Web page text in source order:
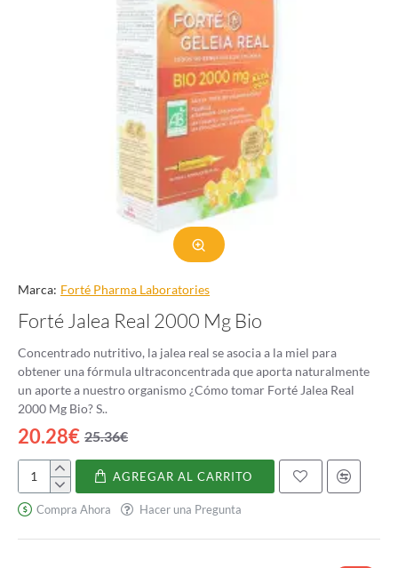
Marca: Forté Pharma Laboratories
Forté Jalea Real 2000 Mg Bio
Concentrado nutritivo, la jalea real se asocia a la miel para
obtener una fórmula ultraconcentrada que aporta naturalmente
un aporte a nuestro organismo ¿Cómo tomar Forté Jalea Real
2000 Mg Bio? S..
20.28€ 25.36€
Forté
Jalea
Real
2000
AGREGAR AL CARRITO
Compra Ahora Hacer una Pregunta